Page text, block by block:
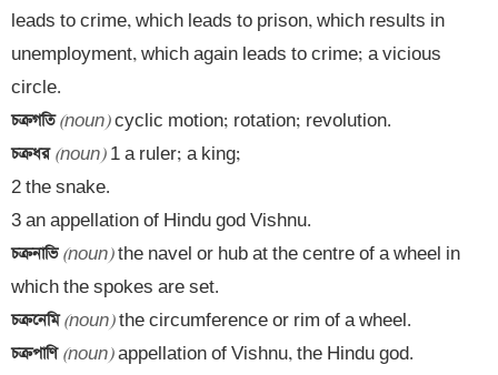
leads to crime, which leads to prison, which results in
unemployment, which again leads to crime; a vicious
চক্রগতি (noun)
চক্রধর (noun) 1 a ruler; a king;
2 the snake.
চক্রনাভি (noun) the navel or hub at the centre of a wheel in
চক্রনেমি (noun)
চক্রপাণি (noun)